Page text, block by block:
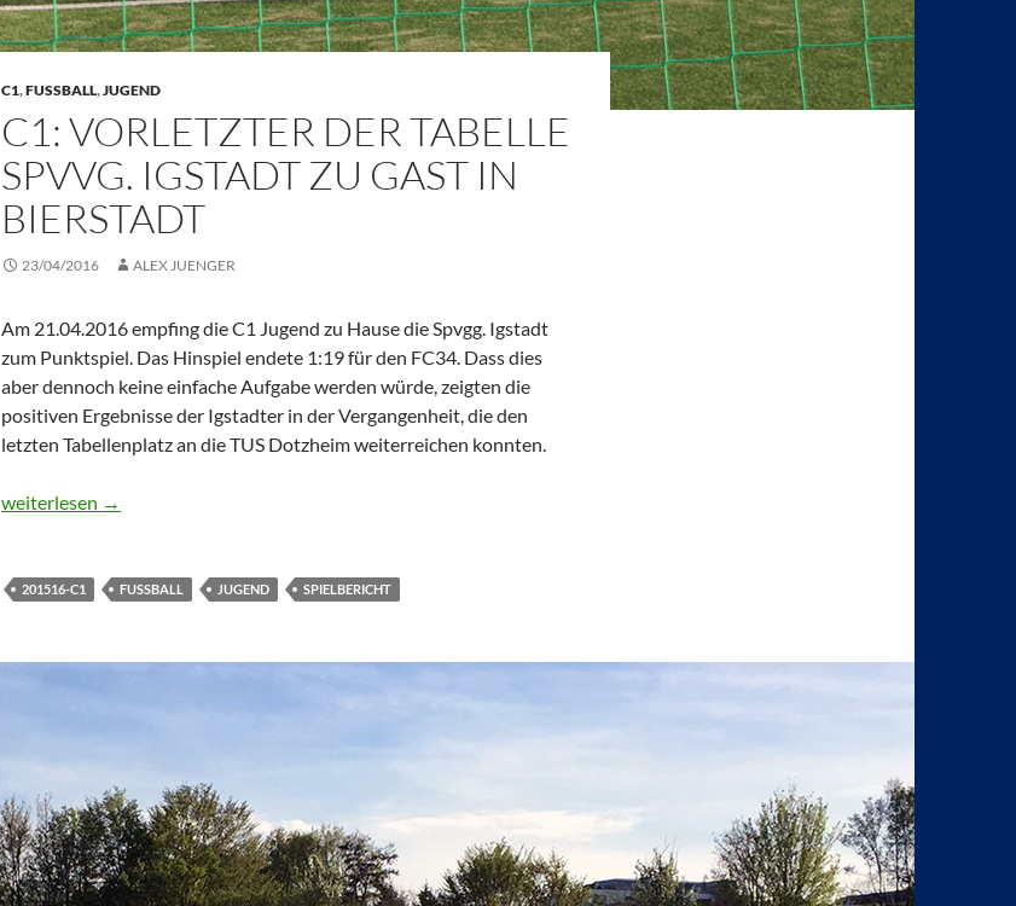
C1,FUSSBALL,JUGEND
C1: VORLETZTER DER TABELLE
SPVVG. IGSTADT ZU GAST IN
BIERSTADT
23/04/2016 ALEX JUENGER
Am 21.04.2016 empfing die C1 Jugend zu Hause die Spvgg. Igstadt
zum Punktspiel. Das Hinspiel endete 1:19 für den FC34. Dass dies
aber dennoch keine einfache Aufgabe werden würde, zeigten die
positiven Ergebnisse der Igstadter in der Vergangenheit, die den
letzten Tabellenplatz an die TUS Dotzheim weiterreichen konnten.
C1: Vorletzter der Tabelle Spvvg. Igstadt zu Gast in Bierstadt
weiterlesen →
201516-C1 FUSSBALL JUGEND SPIELBERICHT